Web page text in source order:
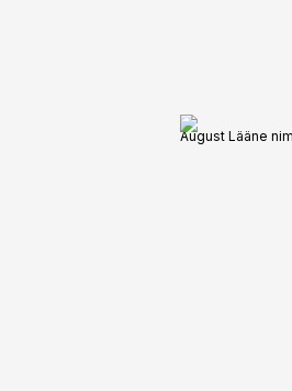
August Lääne